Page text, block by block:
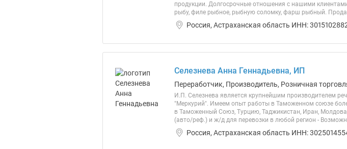
продукции. Долгосрочные отношения с нашими
рыбу, филе рыбное, рыбную соломку, фарш рыбный.
Россия, Астраханская область ИНН:
Селезнева Анна Геннадьевна, ИП
Переработчик, Производитель, Розничная
И.П. Селезнева является крупнейшим производителем
"Меркурий". Имеем опыт работы в Таможенном союзе
в Таможенный Союз, Турцию, Таджикистан, Иран,
(авто/реф.) и ж/д для перевозки в любой регион -
Россия, Астраханская область ИНН: